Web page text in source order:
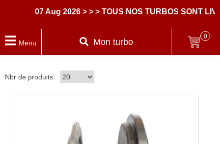
07 Aug 2026 > > > TOUS NOS TURBOS SONT
Menu Mon turbo
0
Nbr de produits: